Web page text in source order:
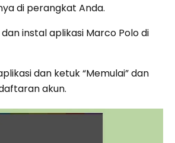
di perangkat Anda.
dan instal aplikasi Marco Polo di
dan ketuk “Memulai” dan
akun.